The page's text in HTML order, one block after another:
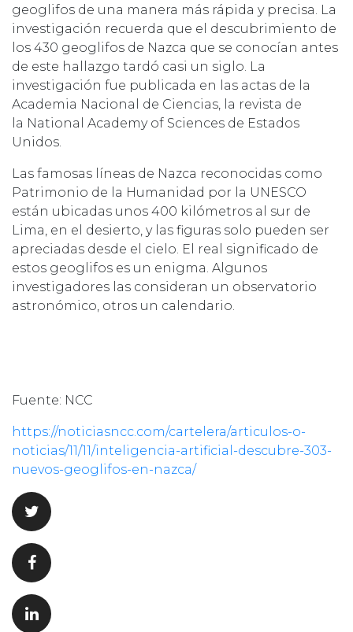
geoglifos de una manera más rápida y precisa. La
investigación recuerda que el descubrimiento de
los 430 geoglifos de Nazca que se conocían antes
de este hallazgo tardó casi un siglo. La
investigación fue publicada en las actas de la
Academia Nacional de Ciencias, la revista de
la National Academy of Sciences de Estados
Unidos.
Las famosas líneas de Nazca reconocidas como
Patrimonio de la Humanidad por la UNESCO
están ubicadas unos 400 kilómetros al sur de
Lima, en el desierto, y las figuras solo pueden ser
apreciadas desde el cielo. El real significado de
estos geoglifos es un enigma. Algunos
investigadores las consideran un observatorio
astronómico, otros un calendario.
Fuente: NCC
https://noticiasncc.com/cartelera/articulos-o-
noticias/11/11/inteligencia-artificial-descubre-303-
nuevos-geoglifos-en-nazca/